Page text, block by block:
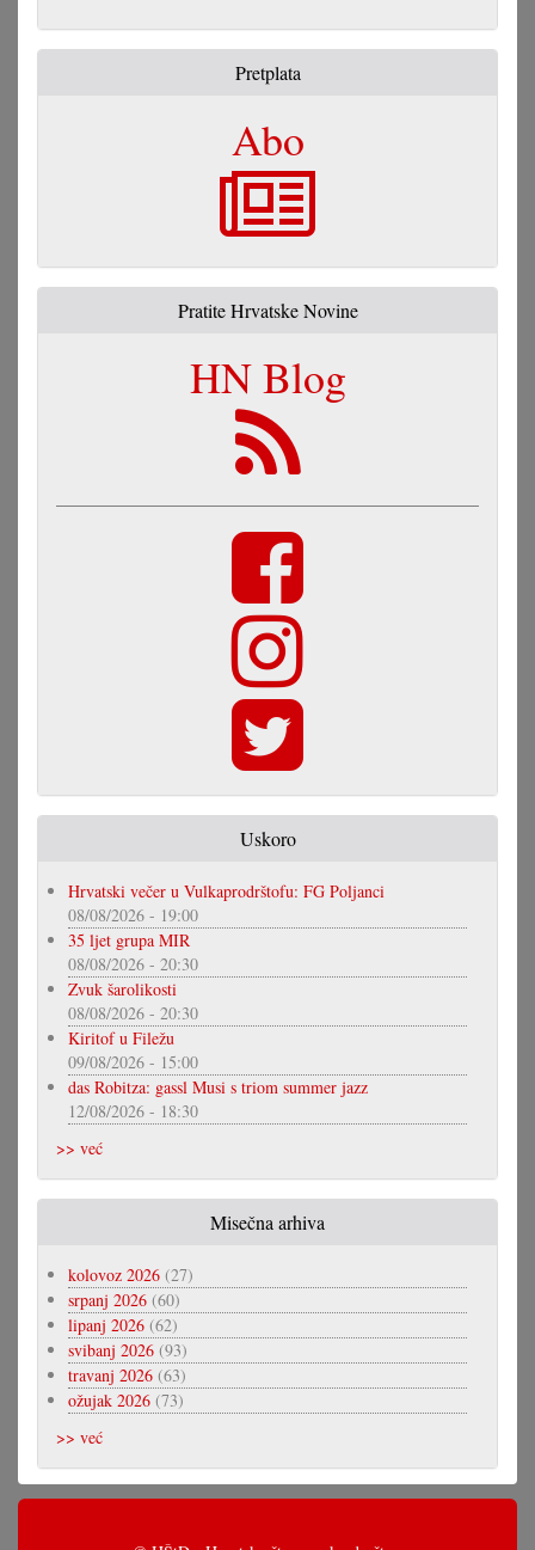
Pretplata
Abo
Pratite Hrvatske Novine
HN Blog
Uskoro
Hrvatski večer u Vulkaprodrštofu: FG Poljanci
08/08/2026 - 19:00
35 ljet grupa MIR
08/08/2026 - 20:30
Zvuk šarolikosti
08/08/2026 - 20:30
Kiritof u Filežu
09/08/2026 - 15:00
das Robitza: gassl Musi s triom summer jazz
12/08/2026 - 18:30
>> već
Misečna arhiva
kolovoz 2026 (27)
srpanj 2026 (60)
lipanj 2026 (62)
svibanj 2026 (93)
travanj 2026 (63)
ožujak 2026 (73)
>> već